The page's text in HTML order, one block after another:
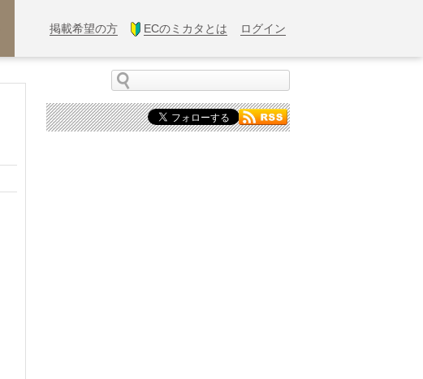
掲載希望の方 ECのミカタとは ログイン